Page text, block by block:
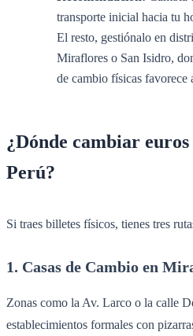
transporte inicial hacia tu
El resto, gestiónalo en
Miraflores o San Isidro,
de cambio físicas favorece
¿Dónde cambiar
Perú?
Si traes billetes físicos, tienes tres
1. Casas de Cambio en
Zonas como la Av. Larco o la calle
establecimientos formales con